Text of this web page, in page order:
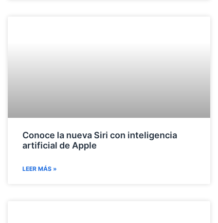
Conoce la nueva Siri con inteligencia
artificial de Apple
LEER MÁS »